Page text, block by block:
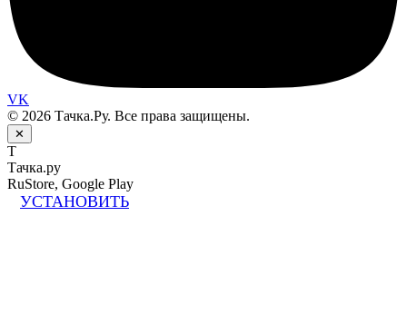
VK
© 2026 Тачка.Ру. Все права защищены.
✕
Т
Тачка.ру
RuStore, Google Play
УСТАНОВИТЬ